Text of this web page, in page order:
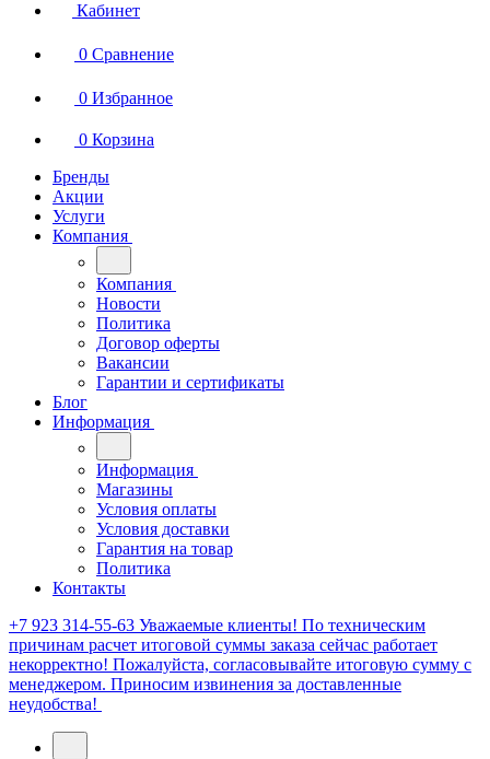
Кабинет
0 Сравнение
0 Избранное
0 Корзина
Бренды
Акции
Услуги
Компания
Компания
Новости
Политика
Договор оферты
Вакансии
Гарантии и сертификаты
Блог
Информация
Информация
Магазины
Условия оплаты
Условия доставки
Гарантия на товар
Политика
Контакты
+7 923 314-55-63 Уважаемые клиенты! По техническим
причинам расчет итоговой суммы заказа сейчас работает
некорректно! Пожалуйста, согласовывайте итоговую сумму с
менеджером. Приносим извинения за доставленные
неудобства!